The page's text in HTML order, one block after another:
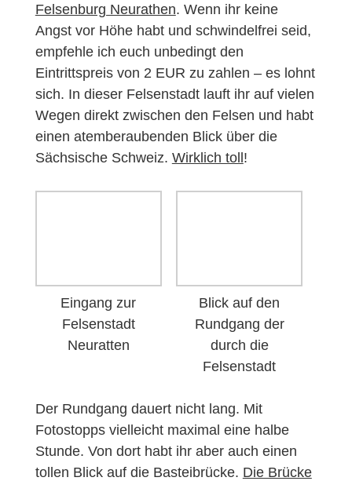
Felsenburg Neurathen. Wenn ihr keine
Angst vor Höhe habt und schwindelfrei seid,
empfehle ich euch unbedingt den
Eintrittspreis von 2 EUR zu zahlen – es lohnt
sich. In dieser Felsenstadt lauft ihr auf vielen
Wegen direkt zwischen den Felsen und habt
einen atemberaubenden Blick über die
Sächsische Schweiz. Wirklich toll!
Eingang zur
Felsenstadt
Neuratten
Blick auf den
Rundgang der
durch die
Felsenstadt
Der Rundgang dauert nicht lang. Mit
Fotostopps vielleicht maximal eine halbe
Stunde. Von dort habt ihr aber auch einen
tollen Blick auf die Basteibrücke. Die Brücke